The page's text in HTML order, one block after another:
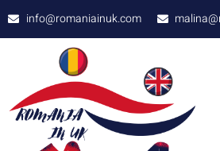
info@romaniainuk.com